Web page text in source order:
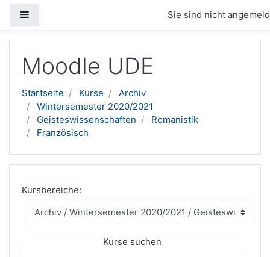
Sie sind nicht
Moodle UDE
Startseite Kurse
Archiv
Wintersemester 2020/2021
Geisteswissenschaften
Romanistik
Französisch
Kursbereiche:
Kurse suchen